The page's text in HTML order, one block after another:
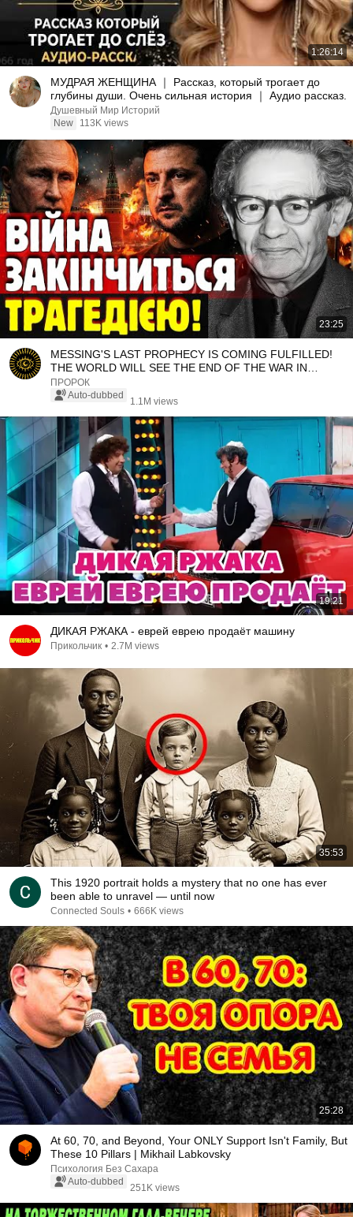
1:26:14
МУДРАЯ ЖЕНЩИНА ｜ Рассказ, который трогает до
глубины души. Очень сильная история ｜ Аудио рассказ.
Душевный Мир Историй
New
113K views
23:25
MESSING'S LAST PROPHECY IS COMING FULFILLED!
THE WORLD WILL SEE THE END OF THE WAR IN
ANOTHER PLACE!
ПРОРОК
Auto-dubbed
1.1M views
19:21
ДИКАЯ РЖАКА - еврей еврею продаёт машину
Прикольчик • 2.7M views
35:53
This 1920 portrait holds a mystery that no one has ever
been able to unravel — until now
Connected Souls • 666K views
25:28
At 60, 70, and Beyond, Your ONLY Support Isn't Family, But
These 10 Pillars | Mikhail Labkovsky
Психология Без Сахара
Auto-dubbed
251K views